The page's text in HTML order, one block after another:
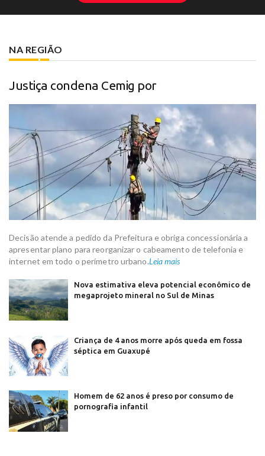
NA REGIÃO
Justiça condena Cemig por
Decisão atende a pedido da Prefeitura e obriga concessionária a
apresentar plano para reorganizar o cabeamento de telefonia e
internet em todo o perímetro urbano.Leia mais
Nova estimativa eleva potencial econômico de
megaprojeto mineral no Sul de Minas
Criança de 4 anos morre após queda em fossa
séptica em Guaxupé
Homem de 62 anos é preso por consumo de
pornografia infantil